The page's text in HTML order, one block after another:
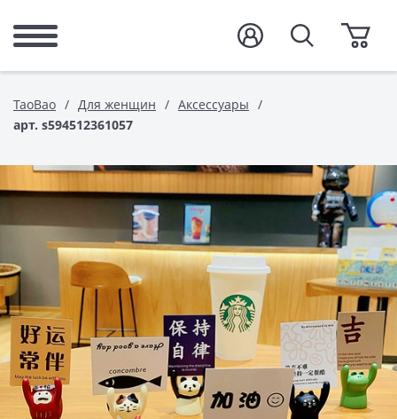
TaoBao Для женщин
Аксессуары
арт. s594512361057